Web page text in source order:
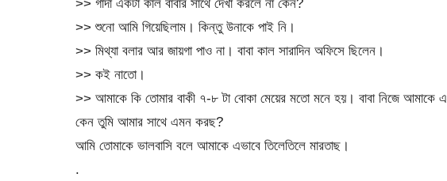
>> গাদা একটা কাল বাবার সাথে দেখা করলে না কেন?
>> শুনো আমি গিয়েছিলাম। কিন্তু উনাকে পাই নি।
>> মিথ্যা বলার আর জায়গা পাও না। বাবা কাল সারাদিন অফিসে ছিলেন।
>> কই নাতো।
>> আমাকে কি তোমার বাকী ৭-৮ টা বোকা মেয়ের মতো মনে হয়। বাবা নিজে আমাকে
কেন তুমি আমার সাথে এমন করছ?
আমি তোমাকে ভালবাসি বলে আমাকে এভাবে তিলেতিলে মারতাছ।
.